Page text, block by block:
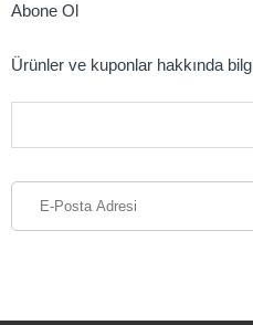
Abone Ol
Ürünler ve kuponlar hakkında